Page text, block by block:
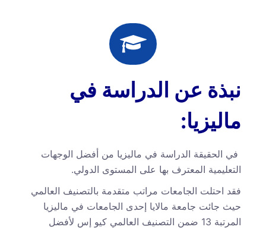
نبذة عن الدراسة في
ماليزيا:
في الحقيقة الدراسة في ماليزيا من أفضل الوجهات
التعليمية المعترف بها على المستوى الدولي.
فقد احتلت الجامعات مراتب متقدمة بالتصنيف العالمي
حيث جائت جامعة مالايا إحدى الجامعات في ماليزيا
المرتبة 13 ضمن التصنيف العالمي كيو إس لأفضل